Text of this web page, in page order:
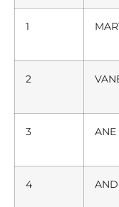
1
2
3 ANE
4